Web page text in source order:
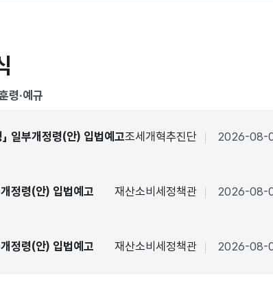
일부개정령(안) 입법예고조세개혁추진단 2026-08-
개정령(안) 입법예고 재산소비세정책관 2026-08-
개정령(안) 입법예고 재산소비세정책관 2026-08-
령·예규